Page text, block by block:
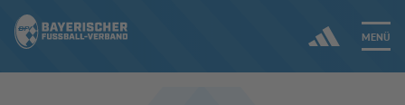
MENÜ